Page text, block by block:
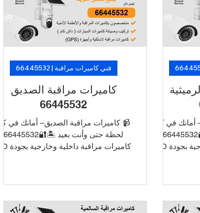
ما فيه
وارتاح!
من فنيين متخصصين. 🛡️ لأن الأمان ما فيه
تأجيل… خلّ الكاميرات تشتغل، وارتاح!
أمانك في كل
لحظة حتى وأنت بعيد 🏝️🔐66445532
كاميرات مراقبة داخلية وخارجية بجودة HD
كاميرات
كاميرات مراقبة الصديق
66445532
📹 كاميرات مراقبة الصديق– أمانك في كل
لحظة حتى وأنت بعيد 🏝️🔐66445532
كاميرات مراقبة داخلية وخارجية بجودة HD
اليوم 📞 اطلب الآن خدمة تركيب كاميرات
فني كاميرات مراقبة | 66445532